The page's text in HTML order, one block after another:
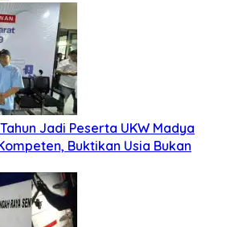
Jadi Peserta UKW Madya
Buktikan Usia Bukan